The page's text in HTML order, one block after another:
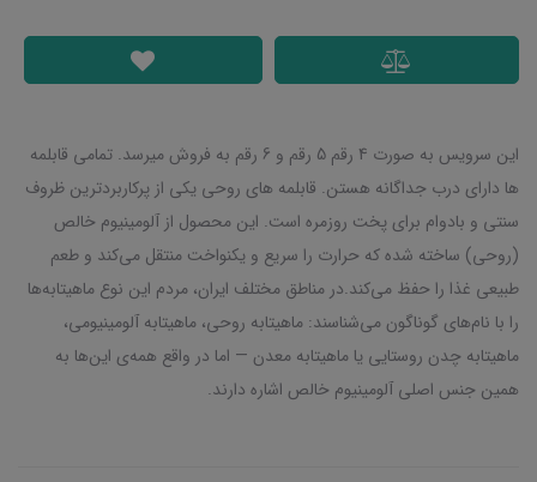
این سرویس به صورت 4 رقم 5 رقم و 6 رقم به فروش میرسد. تمامی قابلمه
ها دارای درب جداگانه هستن. قابلمه های روحی یکی از پرکاربردترین ظروف
سنتی و بادوام برای پخت روزمره است. این محصول از آلومینیوم خالص
(روحی) ساخته شده که حرارت را سریع و یکنواخت منتقل می‌کند و طعم
طبیعی غذا را حفظ می‌کند.در مناطق مختلف ایران، مردم این نوع ماهیتابه‌ها
را با نام‌های گوناگون می‌شناسند: ماهیتابه روحی، ماهیتابه آلومینیومی،
ماهیتابه چدن روستایی یا ماهیتابه معدن — اما در واقع همه‌ی این‌ها به
همین جنس اصلی آلومینیوم خالص اشاره دارند.